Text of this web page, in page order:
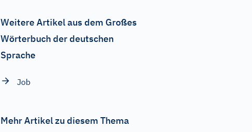
Weitere Artikel aus dem Großes
Wörterbuch der deutschen
Sprache
Job
Mehr Artikel zu diesem Thema